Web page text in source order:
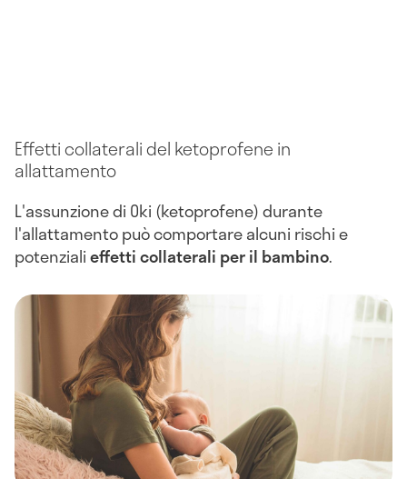
Effetti collaterali del ketoprofene in
allattamento
L'assunzione di Oki (ketoprofene) durante
l'allattamento può comportare alcuni rischi e
potenzialieffetti collaterali per il bambino.